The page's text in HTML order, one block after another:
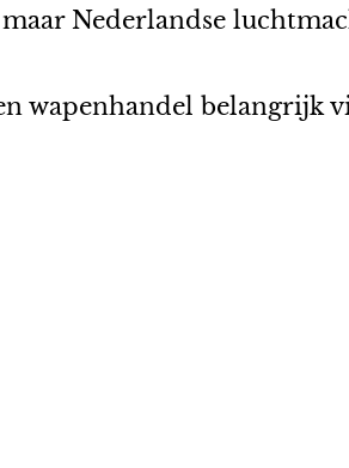
Nederlandse
wapenhandel belangrijk